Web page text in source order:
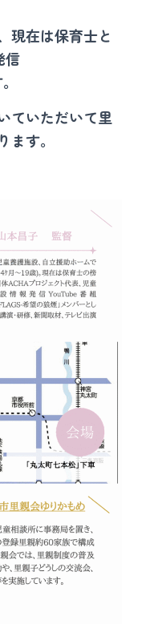
現在は保育士と
信
ていただいて里
す。